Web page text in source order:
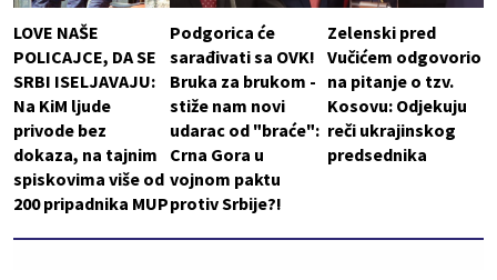
LOVE NAŠE
POLICAJCE, DA SE
SRBI ISELJAVAJU:
Na KiM ljude
privode bez
dokaza, na tajnim
spiskovima više od
200 pripadnika MUP
Podgorica će
sarađivati sa OVK!
Bruka za brukom -
stiže nam novi
udarac od "braće":
Crna Gora u
vojnom paktu
protiv Srbije?!
Zelenski pred
Vučićem odgovorio
na pitanje o tzv.
Kosovu: Odjekuju
reči ukrajinskog
predsednika